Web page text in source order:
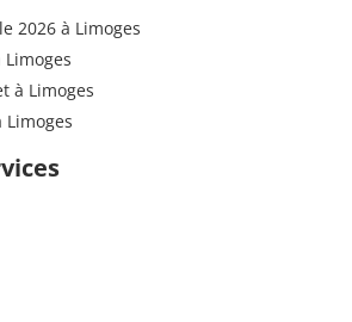
2026 à Limoges
à Limoges
Limoges